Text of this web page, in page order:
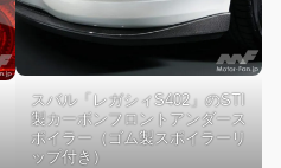
スバル「レガシィS402」のSTI
製カーボンフロントアンダース
ポイラー（ゴム製スポイラーリ
ップ付き）